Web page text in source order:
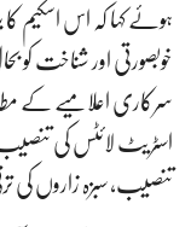
ہوئے کہا کہ اس اسکیم کا
خوبصورتی اور شناخت کو
سرکاری اعلامیے کے
اسٹریٹ لائٹس کی
تنصیب، سبزہ زاروں کی